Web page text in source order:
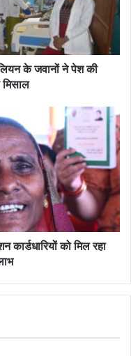
के जवानों ने पेश की
को मिल रहा